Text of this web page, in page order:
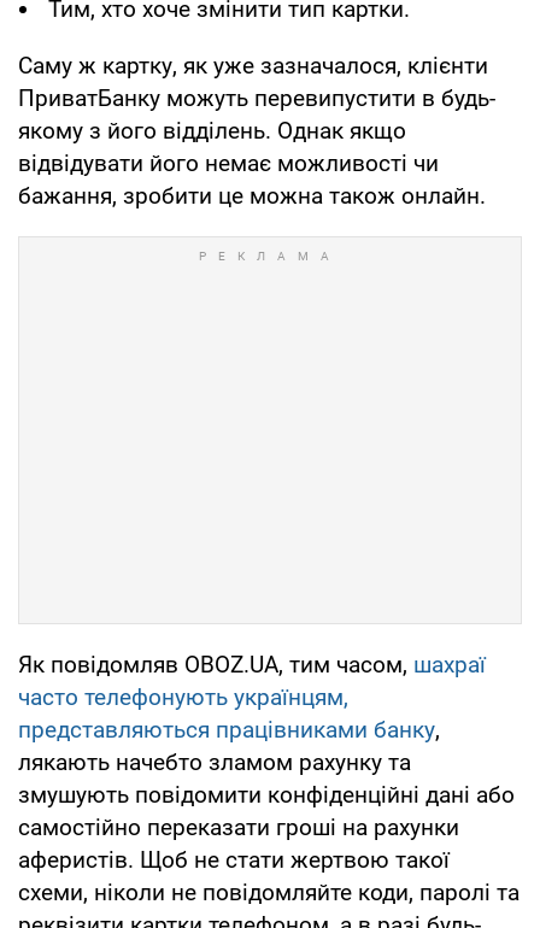
Тим, хто хоче змінити тип картки.
Саму ж картку, як уже зазначалося, клієнти
ПриватБанку можуть перевипустити в будь-
якому з його відділень. Однак якщо
відвідувати його немає можливості чи
бажання, зробити це можна також онлайн.
Як повідомляв OBOZ.UA, тим часом, шахраї
часто телефонують українцям,
представляються працівниками банку,
лякають начебто зламом рахунку та
змушують повідомити конфіденційні дані або
самостійно переказати гроші на рахунки
аферистів. Щоб не стати жертвою такої
схеми, ніколи не повідомляйте коди, паролі та